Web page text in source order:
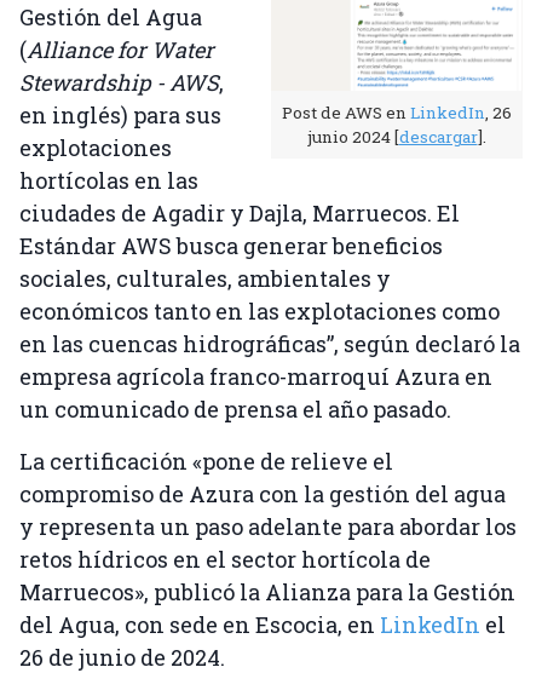
Post de AWS en LinkedIn, 26
junio 2024 [descargar].
Gestión del Agua
(Alliance for Water
Stewardship - AWS,
en inglés) para sus
explotaciones
hortícolas en las
ciudades de Agadir y Dajla, Marruecos. El
Estándar AWS busca generar beneficios
sociales, culturales, ambientales y
económicos tanto en las explotaciones como
en las cuencas hidrográficas”, según declaró la
empresa agrícola franco-marroquí Azura en
un comunicado de prensa el año pasado.
La certificación «pone de relieve el
compromiso de Azura con la gestión del agua
y representa un paso adelante para abordar los
retos hídricos en el sector hortícola de
Marruecos», publicó la Alianza para la Gestión
del Agua, con sede en Escocia, en LinkedIn el
26 de junio de 2024.